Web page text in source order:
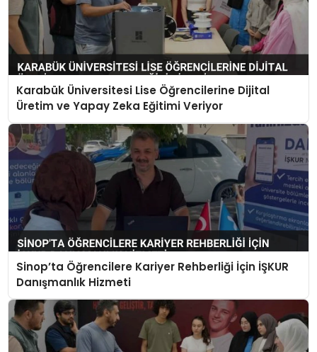
Karabük Üniversitesi Lise Öğrencilerine Dijital
Üretim ve Yapay Zeka Eğitimi Veriyor
Sinop’ta Öğrencilere Kariyer Rehberliği İçin İŞKUR
Danışmanlık Hizmeti